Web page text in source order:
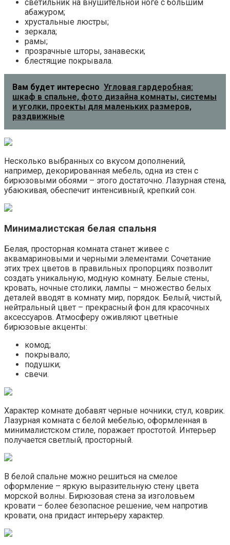
светильник на внушительной ноге с большим
абажуром;
хрустальные люстры;
зеркала;
рамы;
прозрачные шторы, занавески;
блестящие покрывала.
Вам будет интересно Угловая гардеробная:
шкаф в спальне, фото дизайна комнаты, системы
и уголки, проекты для маленьких размеров,
раздвижные
Несколько выбранных со вкусом дополнений,
например, декорированная мебель, одна из стен с
бирюзовыми обоями – этого достаточно. Лазурная стена,
убаюкивая, обеспечит интенсивный, крепкий сон.
Минималистская белая спальня
Белая, просторная комната станет живее с
аквамариновыми и черными элементами. Сочетание
этих трех цветов в правильных пропорциях позволит
создать уникальную, модную комнату. Белые стены,
кровать, ночные столики, лампы – множество белых
деталей вводят в комнату мир, порядок. Белый, чистый,
нейтральный цвет – прекрасный фон для красочных
аксессуаров. Атмосферу оживляют цветные
бирюзовые акценты:
комод;
покрывало;
подушки;
свечи.
Характер комнате добавят черные ночники, стул, коврик.
Лазурная комната с белой мебелью, оформленная в
минималистском стиле, поражает простотой. Интерьер
получается светлый, просторный.
В белой спальне можно решиться на смелое
оформление – яркую выразительную стену цвета
морской волны. Бирюзовая стена за изголовьем
кровати – более безопасное решение, чем напротив
кровати, она придаст интерьеру характер.